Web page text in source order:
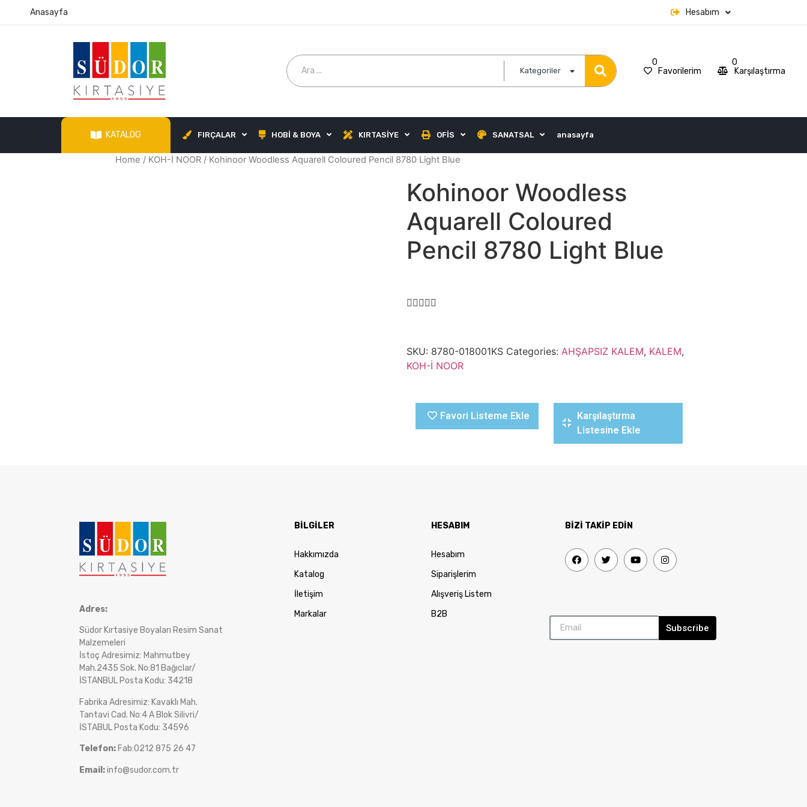
Anasayfa Hesabım
Kategoriler Favorilerim
0
Karşılaştırma
0
KATALOG FIRÇALAR HOBİ & BOYA KIRTASİYE OFİS SANATSAL anasayfa
Home / KOH-İ NOOR / Kohinoor Woodless Aquarell Coloured Pencil 8780 Light Blue
Kohinoor Woodless
Aquarell Coloured
Pencil 8780 Light Blue
SKU: 8780-018001KS Categories: AHŞAPSIZ KALEM, KALEM,
KOH-İ NOOR
Favori Listeme Ekle
Karşılaştırma
Listesine Ekle
Adres:
Südor Kırtasiye Boyaları Resim Sanat
Malzemeleri
İstoç Adresimiz: Mahmutbey
Mah.2435 Sok. No:81 Bağıclar/
İSTANBUL Posta Kodu: 34218
Fabrika Adresimiz: Kavaklı Mah.
Tantavi Cad. No:4 A Blok Silivri/
İSTABUL Posta Kodu: 34596
Telefon: Fab:0212 875 26 47
Email:info@sudor.com.tr
BİLGİLER
Hakkımızda
Katalog
İletişim
Markalar
HESABIM
Hesabım
Siparişlerim
Alışveriş Listem
B2B
BİZİ TAKİP EDİN
Subscribe